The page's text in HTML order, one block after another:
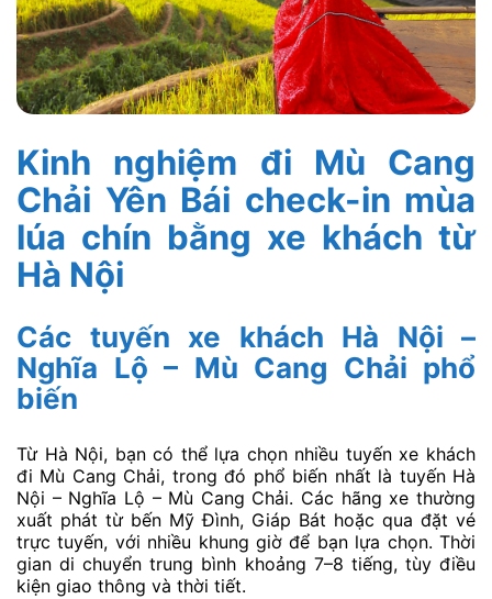
Kinh nghiệm đi Mù Cang
Chải Yên Bái check-in mùa
lúa chín bằng xe khách từ
Hà Nội
Các tuyến xe khách Hà Nội –
Nghĩa Lộ – Mù Cang Chải phổ
biến
Từ Hà Nội, bạn có thể lựa chọn nhiều tuyến xe khách
đi Mù Cang Chải, trong đó phổ biến nhất là tuyến Hà
Nội – Nghĩa Lộ – Mù Cang Chải. Các hãng xe thường
xuất phát từ bến Mỹ Đình, Giáp Bát hoặc qua đặt vé
trực tuyến, với nhiều khung giờ để bạn lựa chọn. Thời
gian di chuyển trung bình khoảng 7–8 tiếng, tùy điều
kiện giao thông và thời tiết.